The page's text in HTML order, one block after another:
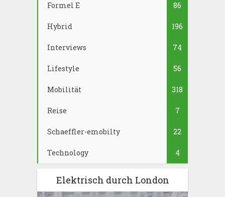
Formel E 86
Hybrid 196
Interviews 74
Lifestyle 56
Mobilität 318
Reise 7
Schaeffler-emobilty 22
Technology 4
Elektrisch durch London